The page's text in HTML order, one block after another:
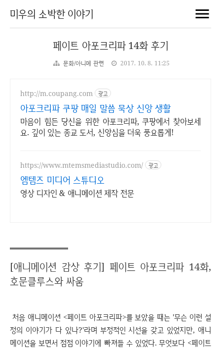
미우의 소박한 이야기
페이트 아포크리파 14화 후기
문화/아니메 관련 2017. 10. 8. 11:25
http://m.coupang.com 광고
아포크리파 쿠팡 매일 말씀 묵상 신앙 생활
마음이 힘든 당신을 위한 아포크리파, 쿠팡에서 찾아보세
요. 깊이 있는 종교 도서, 신앙심을 더욱 풍요롭게!
https://www.mtemsmediastudio.com/ 광고
엠템즈 미디어 스튜디오
영상 디자인 & 애니메이션 제작 전문
[애니메이션 감상 후기] 페이트 아포크리파 14화,
호문클루스와 싸움
처음 애니메이션 <페이트 아포크리파>를 보았을 때는 '무슨 이런 설
정의 이야기가 다 있나?'라며 부정적인 시선을 갖고 있었지만, 애니
메이션을 보면서 점점 이야기에 빠져들 수 있었다. 무엇보다 <페이트